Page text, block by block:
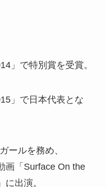
」で特別賞を受賞。
」で日本代表とな
ールを務め、
画「Surface On the
出演。